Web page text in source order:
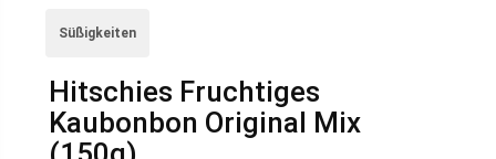
Süßigkeiten
Hitschies Fruchtiges
Kaubonbon Original Mix